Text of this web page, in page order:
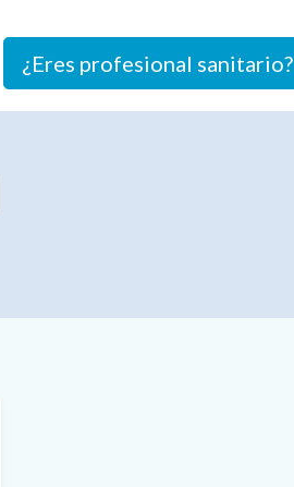
¿Eres profesional sanitario?